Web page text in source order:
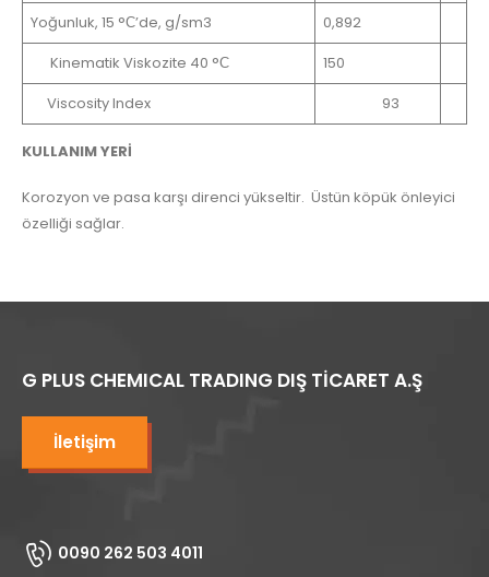
Yoğunluk, 15 °С’de, g/sm3
0,892
Kinematik Viskozite 40 °С
150
Viscosity Index
93
KULLANIM YERİ
Korozyon ve pasa karşı direnci yükseltir. Üstün köpük önleyici
özelliği sağlar.
G PLUS CHEMICAL TRADING DIŞ TİCARET A.Ş
İletişim
0090 262 503 4011